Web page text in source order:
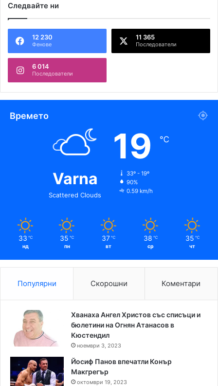
Следвайте ни
12 230
Фенове
11 365
Последователи
6 014
Последователи
Времето
Varna
Scattered Clouds
19 ℃
33º - 19º
90%
0.59 km/h
33 ℃
нд
35 ℃
пн
37 ℃
вт
38 ℃
ср
35 ℃
чт
Популярни Скорошни Коментари
Хванаха Ангел Христов със списъци и
бюлетини на Огнян Атанасов в
Кюстендил
ноември 3, 2023
Йосиф Панов впечатли Конър
Макгрегър
октомври 19, 2023